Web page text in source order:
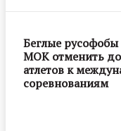
Беглые
МОК отменить
атлетов к
соревнованиям